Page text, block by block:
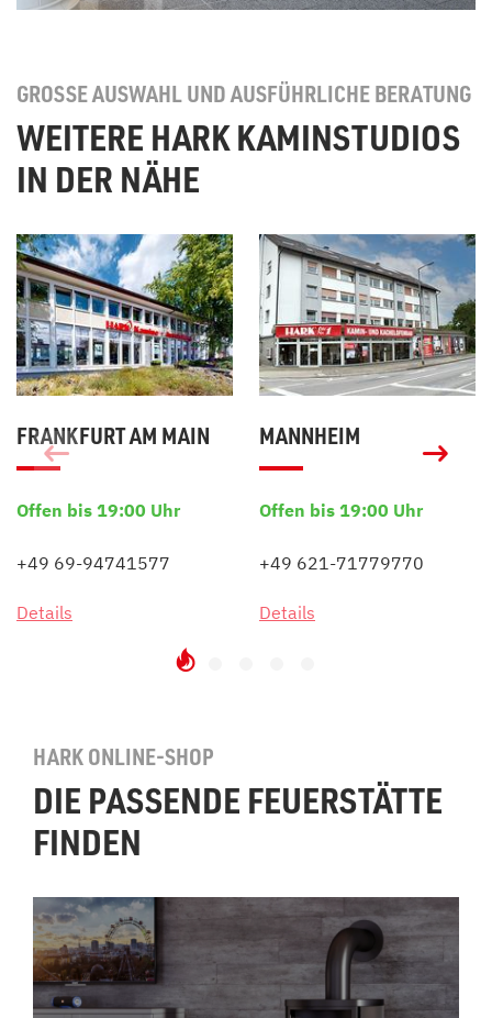
GROSSE AUSWAHL UND AUSFÜHRLICHE BERATUNG
WEITERE HARK KAMINSTUDIOS
IN DER NÄHE
FRANKFURT AM MAIN
Offen bis 19:00 Uhr
+49 69-94741577
Details
MANNHEIM
Offen bis 19:00 Uhr
+49 621-71779770
Details
HARK ONLINE-SHOP
DIE PASSENDE FEUERSTÄTTE
FINDEN